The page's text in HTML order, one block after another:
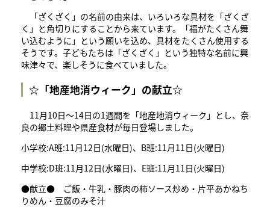
「ざくざく」の名前の由来は、いろいろな具材を「ざくざ
く」と角切りにすることから来ています。「福がたくさん舞
い込むように」という願いを込め、具材をたくさん使用する
そうです。子どもたちは「ざくざく」という独特な名前に興
味津々で、楽しそうに食べていました。
☆「地産地消ウィーク」の献立☆
11月10日～14日の1週間を「地産地消ウィーク」とし、奈
良の郷土料理や県産食材が毎日登場しました。
小学校:A班:11月12日(水曜日)、B班:11月11日(火曜日)
中学校:D班:11月12日(水曜日)、E班:11月11日(火曜日)
●献立● ご飯・牛乳・豚肉の柿ソース炒め・片平あかねち
りめん・豆腐のみそ汁